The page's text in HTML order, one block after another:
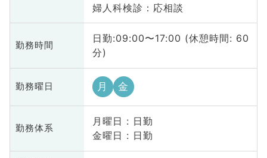
婦人科検診：応相談
勤務時間
日勤:09:00〜17:00 (休憩時間: 60
分)
勤務曜日 月 金
勤務体系
月曜日 : 日勤
金曜日 : 日勤